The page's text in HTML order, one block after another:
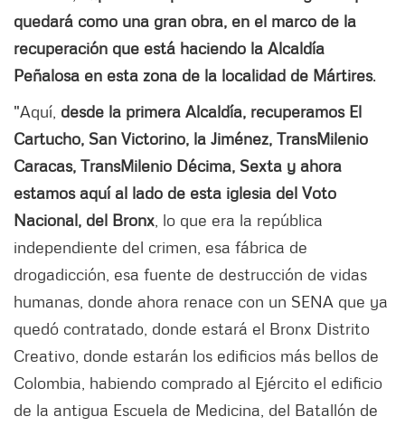
quedará como una gran obra, en el marco de la
recuperación que está haciendo la Alcaldía
Peñalosa en esta zona de la localidad de Mártires.
"Aquí, desde la primera Alcaldía, recuperamos El
Cartucho, San Victorino, la Jiménez, TransMilenio
Caracas, TransMilenio Décima, Sexta y ahora
estamos aquí al lado de esta iglesia del Voto
Nacional, del Bronx , lo que era la república
independiente del crimen, esa fábrica de
drogadicción, esa fuente de destrucción de vidas
humanas, donde ahora renace con un SENA que ya
quedó contratado, donde estará el Bronx Distrito
Creativo, donde estarán los edificios más bellos de
Colombia, habiendo comprado al Ejército el edificio
de la antigua Escuela de Medicina, del Batallón de